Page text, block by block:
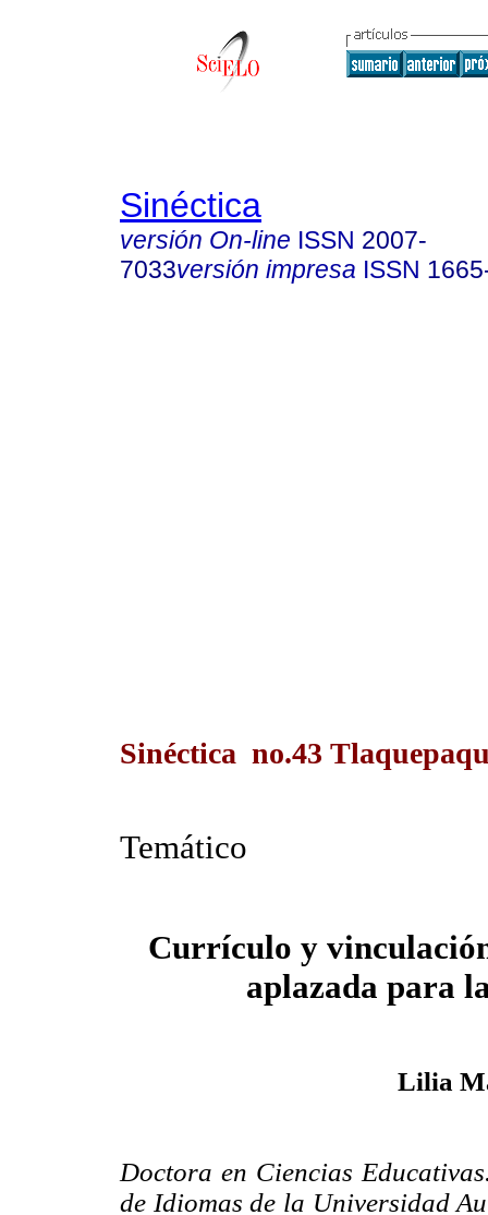
Sinéctica
versión On-line ISSN 2007-
7033versión impresa ISSN
Sinéctica no.43
Temático
Currículo y
aplazada para
Lilia
Doctora en Ciencias
de Idiomas de la Universidad